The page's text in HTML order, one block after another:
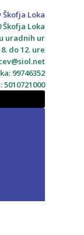
Loka
Škofja Loka
uradnih ur
do 12. ure
99746352